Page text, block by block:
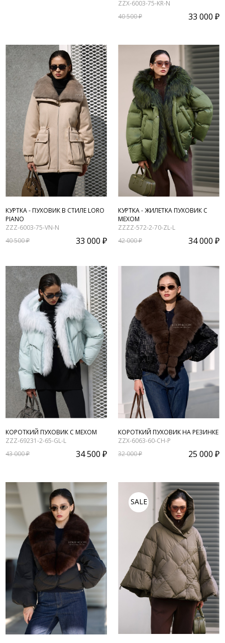
ZZX-6003-75-KR-N
40 500 ₽
33 000 ₽
КУРТКА - ПУХОВИК В СТИЛЕ LORO
PIANO
ZZZ-6003-75-VN-N
40 500 ₽
33 000 ₽
КУРТКА - ЖИЛЕТКА ПУХОВИК С
МЕХОМ
ZZZZ-572-2-70-ZL-L
42 000 ₽
34 000 ₽
КОРОТКИЙ ПУХОВИК С МЕХОМ
ZZZ-69231-2-65-GL-L
43 000 ₽
34 500 ₽
КОРОТКИЙ ПУХОВИК НА РЕЗИНКЕ
ZZX-6063-60-CH-P
32 000 ₽
25 000 ₽
SALE